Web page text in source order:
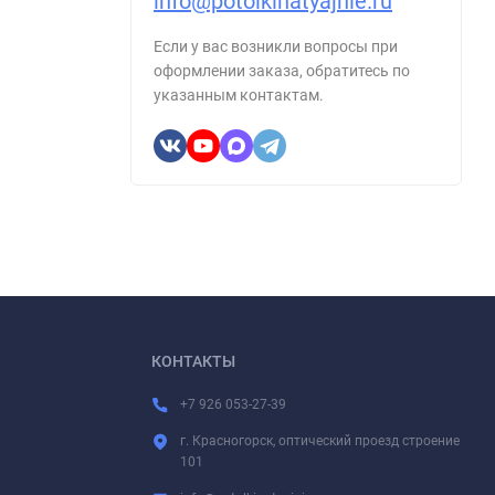
Если у вас возникли вопросы при
оформлении заказа, обратитесь по
указанным контактам.
КОНТАКТЫ
+7 926 053-27-39
г. Красногорск, оптический проезд строение
101